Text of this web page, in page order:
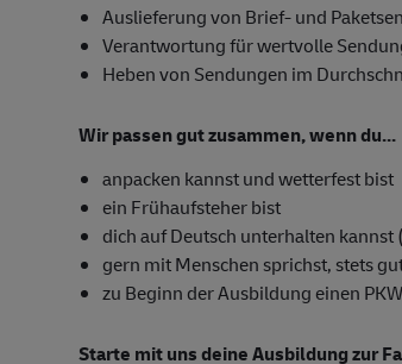
Auslieferung von Brief- und
Verantwortung für wertvolle
Heben von Sendungen im
Wir passen gut zusammen, wenn du...
anpacken kannst und wetterfest bist
ein Frühaufsteher bist
dich auf Deutsch unterhalten kannst
gern mit Menschen sprichst, stets
zu Beginn der Ausbildung einen
Starte mit uns deine Ausbildung zur